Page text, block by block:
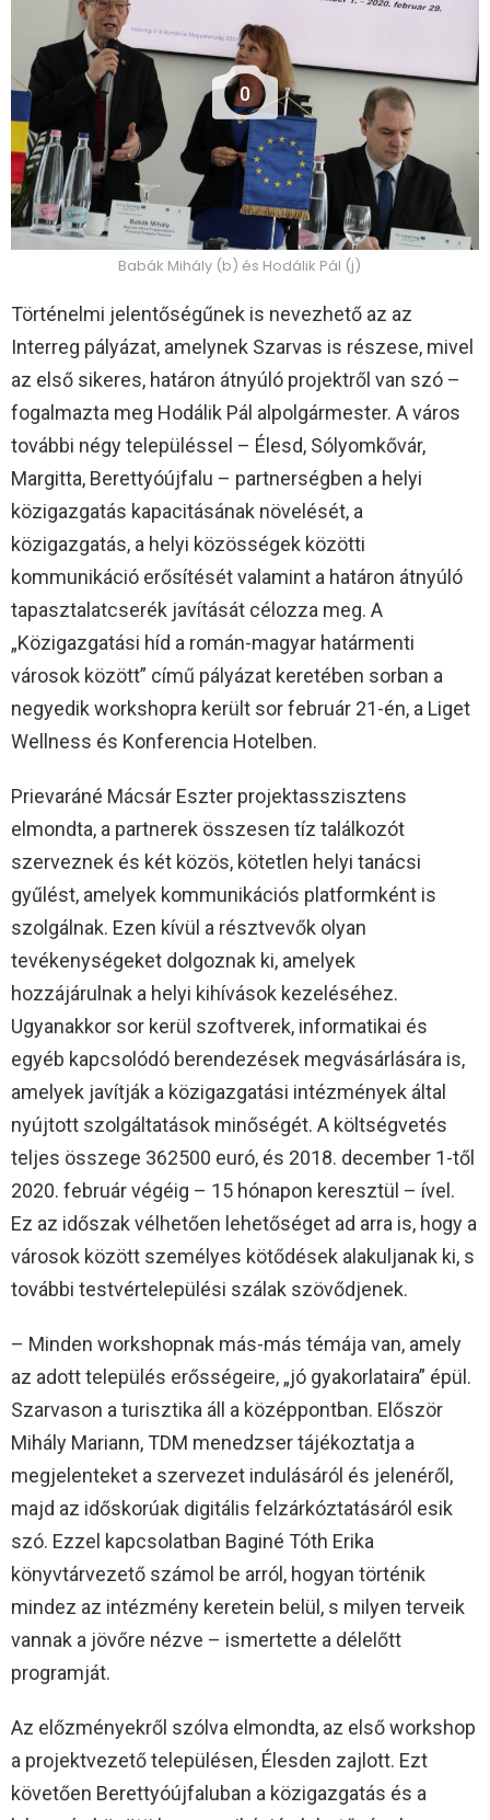
0
Babák Mihály (b) és Hodálik Pál (j)
Történelmi jelentőségűnek is nevezhető az az
Interreg pályázat, amelynek Szarvas is részese, mivel
az első sikeres, határon átnyúló projektről van szó –
fogalmazta meg Hodálik Pál alpolgármester. A város
további négy településsel – Élesd, Sólyomkővár,
Margitta, Berettyóújfalu – partnerségben a helyi
közigazgatás kapacitásának növelését, a
közigazgatás, a helyi közösségek közötti
kommunikáció erősítését valamint a határon átnyúló
tapasztalatcserék javítását célozza meg. A
„Közigazgatási híd a román-magyar határmenti
városok között” című pályázat keretében sorban a
negyedik workshopra került sor február 21-én, a Liget
Wellness és Konferencia Hotelben.
Prievaráné Mácsár Eszter projektasszisztens
elmondta, a partnerek összesen tíz találkozót
szerveznek és két közös, kötetlen helyi tanácsi
gyűlést, amelyek kommunikációs platformként is
szolgálnak. Ezen kívül a résztvevők olyan
tevékenységeket dolgoznak ki, amelyek
hozzájárulnak a helyi kihívások kezeléséhez.
Ugyanakkor sor kerül szoftverek, informatikai és
egyéb kapcsolódó berendezések megvásárlására is,
amelyek javítják a közigazgatási intézmények által
nyújtott szolgáltatások minőségét. A költségvetés
teljes összege 362500 euró, és 2018. december 1-től
2020. február végéig – 15 hónapon keresztül – ível.
Ez az időszak vélhetően lehetőséget ad arra is, hogy a
városok között személyes kötődések alakuljanak ki, s
további testvértelepülési szálak szövődjenek.
– Minden workshopnak más-más témája van, amely
az adott település erősségeire, „jó gyakorlataira” épül.
Szarvason a turisztika áll a középpontban. Először
Mihály Mariann, TDM menedzser tájékoztatja a
megjelenteket a szervezet indulásáról és jelenéről,
majd az időskorúak digitális felzárkóztatásáról esik
szó. Ezzel kapcsolatban Baginé Tóth Erika
könyvtárvezető számol be arról, hogyan történik
mindez az intézmény keretein belül, s milyen terveik
vannak a jövőre nézve – ismertette a délelőtt
programját.
Az előzményekről szólva elmondta, az első workshop
a projektvezető településen, Élesden zajlott. Ezt
követően Berettyóújfaluban a közigazgatás és a